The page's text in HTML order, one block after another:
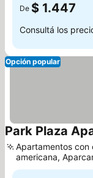
De $ 1.447
Consultá los
Opción popular
Park Plaza
Apartamentos con
americana,
subterráneo